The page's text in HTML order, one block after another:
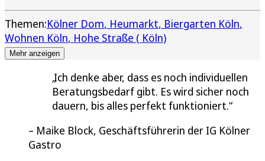
Themen:Kölner Dom Heumarkt Biergarten Köln
Wohnen Köln Hohe Straße ( Köln)
Mehr anzeigen
Ich denke aber, dass es noch individuellen
Beratungsbedarf gibt. Es wird sicher noch
dauern, bis alles perfekt funktioniert.
Maike Block, Geschäftsführerin der IG Kölner
Gastro